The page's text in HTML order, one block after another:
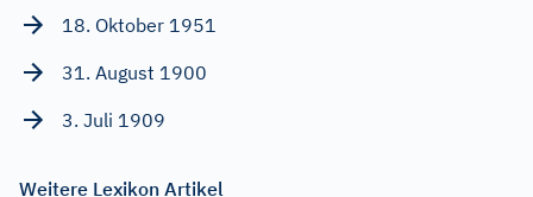
18. Oktober 1951
31. August 1900
3. Juli 1909
Weitere Lexikon Artikel